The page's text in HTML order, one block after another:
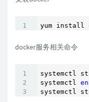
yum install
docker服务相关命令
systemctl
systemctl
systemctl